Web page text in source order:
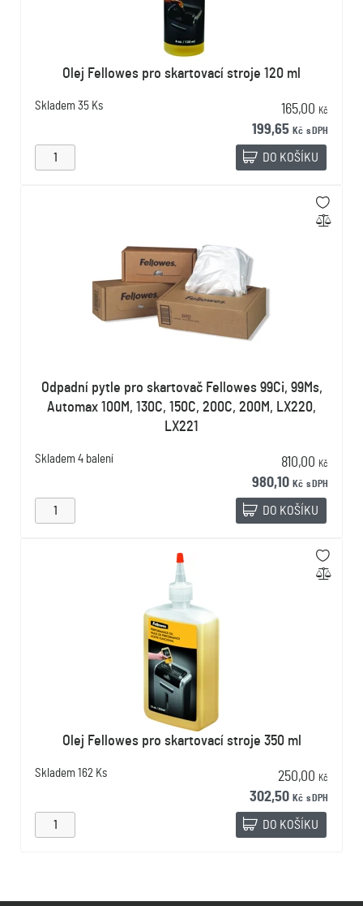
Olej Fellowes pro skartovací stroje 120 ml
Skladem 35 Ks 165,00 Kč
199,65 Kč s DPH
DO KOŠÍKU
Odpadní pytle pro skartovač Fellowes 99Ci, 99Ms,
Automax 100M, 130C, 150C, 200C, 200M, LX220,
LX221
Skladem 4 balení 810,00 Kč
980,10 Kč s DPH
DO KOŠÍKU
Olej Fellowes pro skartovací stroje 350 ml
Skladem 162 Ks 250,00 Kč
302,50 Kč s DPH
DO KOŠÍKU